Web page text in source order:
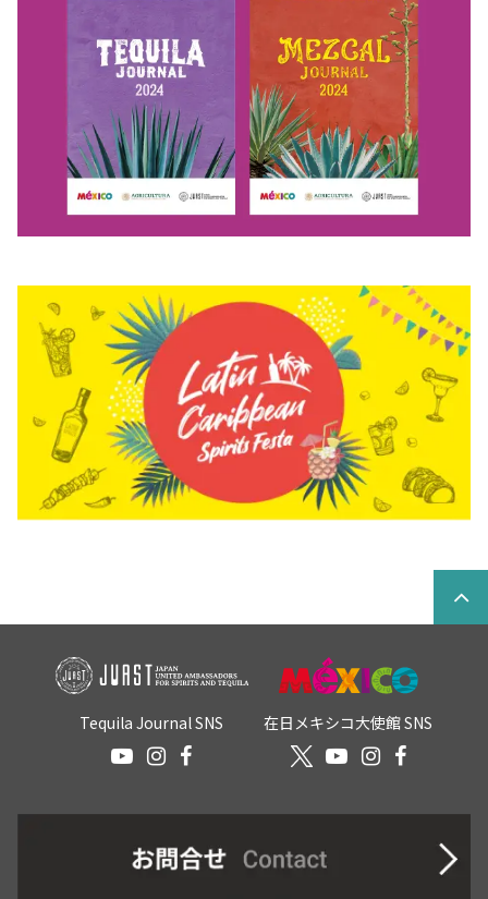
Tequila Journal SNS 在日メキシコ大使館 SNS